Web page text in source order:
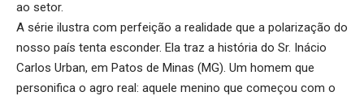
ao setor.
A série ilustra com perfeição a realidade que a polarização do
nosso país tenta esconder. Ela traz a história do Sr. Inácio
Carlos Urban, em Patos de Minas (MG). Um homem que
personifica o agro real: aquele menino que começou com o